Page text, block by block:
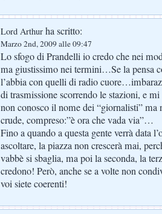
Lord Arthur ha scritto:
Marzo 2nd, 2009 alle 09:47
Lo sfogo di Prandelli io credo che nei
ma giustissimo nei termini…Se la pensa
l’abbia con quelli di radio
di trasmissione scorrendo le stazioni, e
non conosco il nome dei “giornalisti” ma
crude, compreso:”è ora che vada via”…
Fino a quando a questa gente verrà data
ascoltare, la piazza non crescerà mai,
vabbè si sbaglia, ma poi la seconda, la
credono! Però, anche se a volte non
voi siete coerenti!